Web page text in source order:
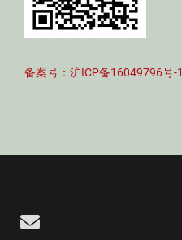
备案号：沪ICP备16049796号-1
Email